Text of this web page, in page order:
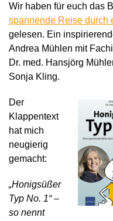
Wir haben für euch das
spannende Reise durch
gelesen. Ein
Andrea Mühlen mit
Dr. med. Hansjörg
Sonja Kling.
Der
Klappentext
hat mich
neugierig
gemacht:
„Honigsüßer
Typ No. 1“ –
so nennt